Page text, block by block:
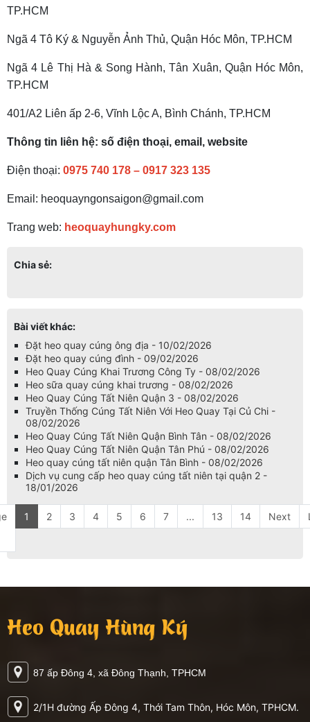
TP.HCM
Ngã 4 Tô Ký & Nguyễn Ảnh Thủ, Quận Hóc Môn, TP.HCM
Ngã 4 Lê Thị Hà & Song Hành, Tân Xuân, Quận Hóc Môn,
TP.HCM
401/A2 Liên ấp 2-6, Vĩnh Lộc A, Bình Chánh, TP.HCM
Thông tin liên hệ: số điện thoại, email, website
Điện thoại: 0975 740 178 – 0917 323 135
Email: heoquayngonsaigon@gmail.com
Trang web: heoquayhungky.com
Chia sẻ:
Bài viết khác:
Đặt heo quay cúng ông địa - 10/02/2026
Đặt heo quay cúng đình - 09/02/2026
Heo Quay Cúng Khai Trương Công Ty - 08/02/2026
Heo sữa quay cúng khai trương - 08/02/2026
Heo Quay Cúng Tất Niên Quận 3 - 08/02/2026
Truyền Thống Cúng Tất Niên Với Heo Quay Tại Củ Chi -
08/02/2026
Heo Quay Cúng Tất Niên Quận Bình Tân - 08/02/2026
Heo Quay Cúng Tất Niên Quận Tân Phú - 08/02/2026
Heo quay cúng tất niên quận Tân Bình - 08/02/2026
Dịch vụ cung cấp heo quay cúng tất niên tại quận 2 -
18/01/2026
1 2 3 4 5 6 7 ... 13 14 Next
Heo Quay Hùng Ký
87 ấp Đông 4, xã Đông Thạnh, TPHCM
2/1H đường Ấp Đông 4, Thới Tam Thôn, Hóc Môn, TPHCM.